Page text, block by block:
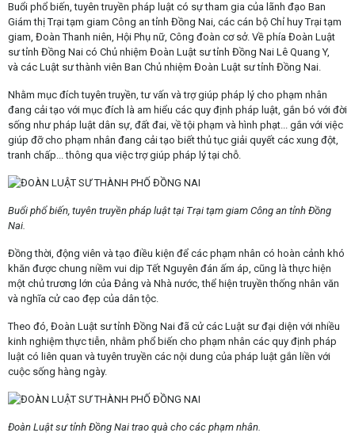
Buổi phổ biến, tuyên truyền pháp luật có sự tham gia của lãnh đạo Ban
Giám thị Trại tạm giam Công an tỉnh Đồng Nai, các cán bộ Chỉ huy Trại tạm
giam, Đoàn Thanh niên, Hội Phụ nữ, Công đoàn cơ sở. Về phía Đoàn Luật
sư tỉnh Đồng Nai có Chủ nhiệm Đoàn Luật sư tỉnh Đồng Nai Lê Quang Y,
và các Luật sư thành viên Ban Chủ nhiệm Đoàn Luật sư tỉnh Đồng Nai.
Nhằm mục đích tuyên truyền, tư vấn và trợ giúp pháp lý cho phạm nhân
đang cải tạo với mục đích là am hiểu các quy định pháp luật, gắn bó với đời
sống như pháp luật dân sự, đất đai, về tội phạm và hình phạt... gắn với việc
giúp đỡ cho phạm nhân đang cải tạo biết thủ tục giải quyết các xung đột,
tranh chấp... thông qua việc trợ giúp pháp lý tại chỗ.
Buổi phổ biến, tuyên truyền pháp luật tại Trại tạm giam Công an tỉnh Đồng
Nai.
Đồng thời, động viên và tạo điều kiện để các phạm nhân có hoàn cảnh khó
khăn được chung niềm vui dịp Tết Nguyên đán ấm áp, cũng là thực hiện
một chủ trương lớn của Đảng và Nhà nước, thể hiện truyền thống nhân văn
và nghĩa cử cao đẹp của dân tộc.
Theo đó, Đoàn Luật sư tỉnh Đồng Nai đã cử các Luật sư đại diện với nhiều
kinh nghiệm thực tiễn, nhằm phổ biến cho phạm nhân các quy định pháp
luật có liên quan và tuyên truyền các nội dung của pháp luật gắn liền với
cuộc sống hàng ngày.
Đoàn Luật sư tỉnh Đồng Nai trao quà cho các phạm nhân.